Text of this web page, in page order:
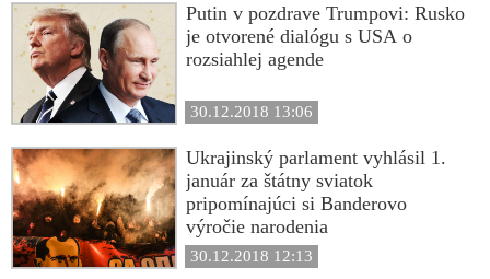
Putin v pozdrave Trumpovi: Rusko
je otvorené dialógu s USA o
rozsiahlej agende
30.12.2018 13:06
Ukrajinský parlament vyhlásil 1.
január za štátny sviatok
pripomínajúci si Banderovo
výročie narodenia
30.12.2018 12:13